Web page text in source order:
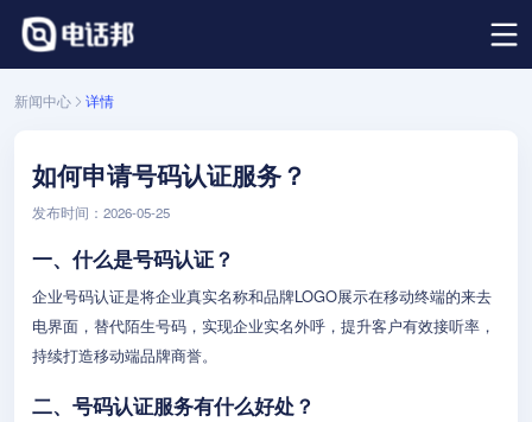
新闻中心 详情
如何申请号码认证服务？
发布时间：2026-05-25
一、什么是号码认证？
企业号码认证是将企业真实名称和品牌LOGO展示在移动终端的来去
电界面，替代陌生号码，实现企业实名外呼，提升客户有效接听率，
持续打造移动端品牌商誉。
二、号码认证服务有什么好处？